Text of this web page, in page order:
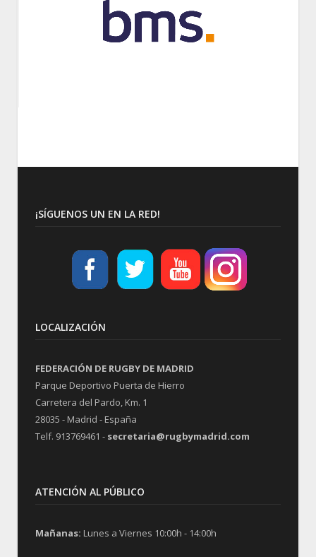
¡SÍGUENOS UN EN LA RED!
LOCALIZACIÓN
FEDERACIÓN DE RUGBY DE MADRID
Parque Deportivo Puerta de Hierro
Carretera del Pardo, Km. 1
28035 - Madrid - España
Telf. 913769461 - secretaria@rugbymadrid.com
ATENCIÓN AL PÚBLICO
Mañanas: Lunes a Viernes 10:00h - 14:00h